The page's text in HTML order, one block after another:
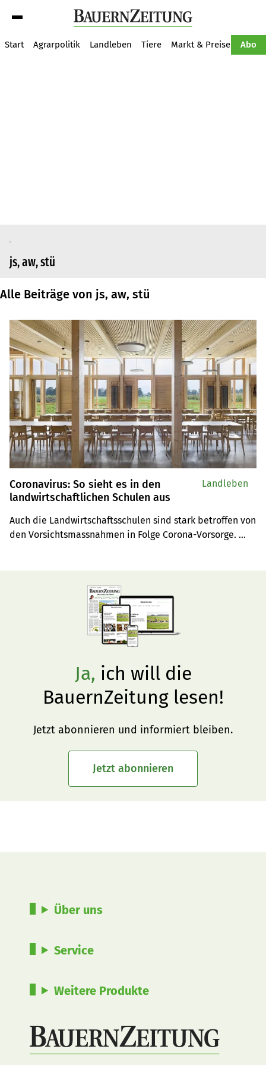
Start Agrarpolitik Landleben Tiere Markt & Preise Abo
js, aw, stü
Alle Beiträge von js, aw, stü
Coronavirus: So sieht es in den
landwirtschaftlichen Schulen aus
Auch die Landwirtschaftsschulen sind stark betroffen von
den Vorsichtsmassnahmen in Folge Corona-Vorsorge.
Landleben
Ja, ich will die
BauernZeitung lesen!
Jetzt abonnieren und informiert bleiben.
Jetzt abonnieren
Über uns
Service
Weitere Produkte